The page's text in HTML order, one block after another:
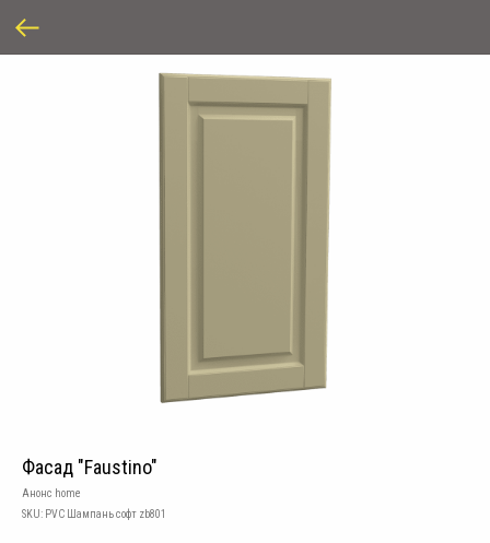
Фасад "Faustino"
Анонс home
SKU: PVC Шампань софт zb801